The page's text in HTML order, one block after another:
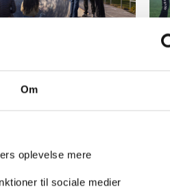
Om
oplevelse mere
til sociale medier
05.02.2026
enlige forældre